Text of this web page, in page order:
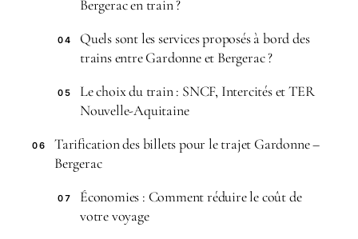
Bergerac en train ?
04
Quels sont les services proposés à bord des
trains entre Gardonne et Bergerac ?
05
Le choix du train : SNCF, Intercités et TER
Nouvelle-Aquitaine
06
Tarification des billets pour le trajet Gardonne –
Bergerac
07
Économies : Comment réduire le coût de
votre voyage